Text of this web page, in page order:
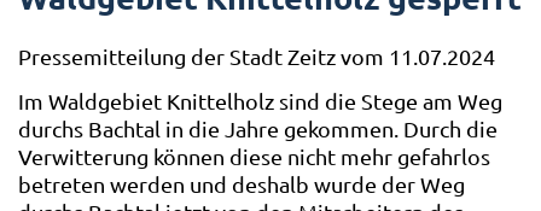
Pressemitteilung der Stadt Zeitz vom 11.07.2024
Im Waldgebiet Knittelholz sind die Stege am Weg
durchs Bachtal in die Jahre gekommen. Durch die
Verwitterung können diese nicht mehr gefahrlos
betreten werden und deshalb wurde der Weg